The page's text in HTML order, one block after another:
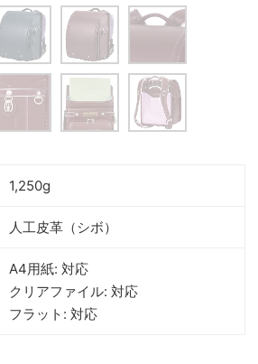
1,250g
人工皮革（シボ）
A4用紙: 対応
クリアファイル: 対応
フラット: 対応